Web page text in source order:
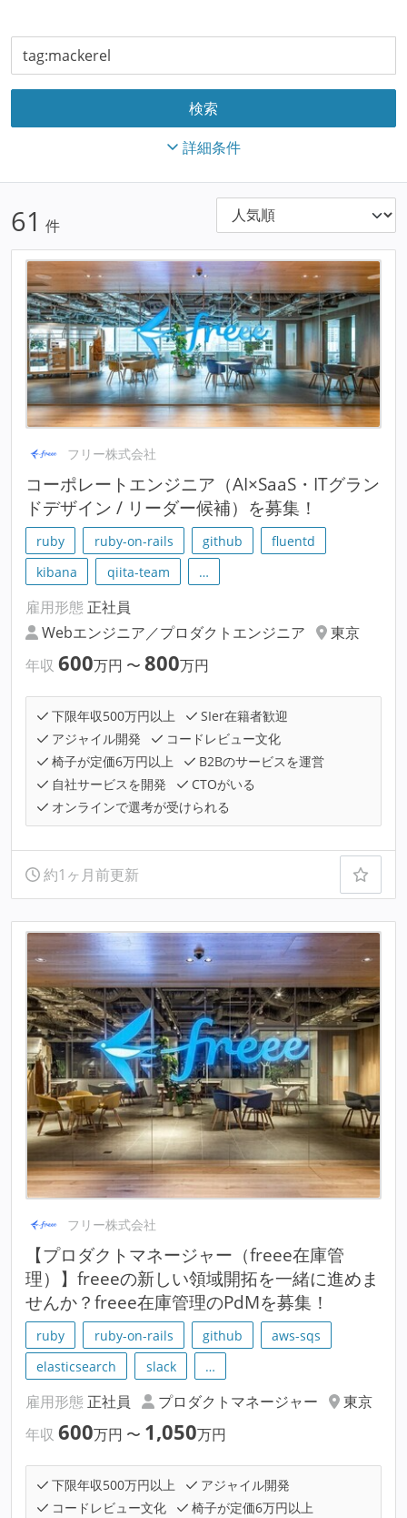
詳細条件
61 件
フリー株式会社
コーポレートエンジニア（AI×SaaS・ITグラン
ドデザイン / リーダー候補）を募集！
ruby ruby-on-rails github
fluentd
kibana
qiita-team …
雇用形態 正社員
Webエンジニア／プロダクトエンジニア
東京
年収 600万円 〜 800万円
下限年収500万円以上
SIer在籍者歓迎
アジャイル開発
コードレビュー文化
椅子が定価6万円以上
B2Bのサービスを運営
自社サービスを開発
CTOがいる
オンラインで選考が受けられる
約1ヶ月前更新
フリー株式会社
【プロダクトマネージャー（freee在庫管
理）】freeeの新しい領域開拓を一緒に進めま
せんか？freee在庫管理のPdMを募集！
ruby ruby-on-rails github
aws-sqs
elasticsearch
slack …
雇用形態 正社員 プロダクトマネージャー
東京
年収 600万円 〜 1,050万円
下限年収500万円以上
アジャイル開発
コードレビュー文化
椅子が定価6万円以上